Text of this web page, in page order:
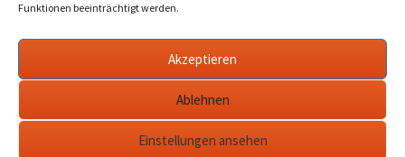
Funktionen beeinträchtigt werden.
Akzeptieren
Ablehnen
Einstellungen ansehen
Beitragsnavigation
←Bombennacht 1944 und Erntelager Zernsee:
Neue Heimatgeschichtliche Beiträge
Rathaus: Neubaufassade am Gymnasium sichtbar